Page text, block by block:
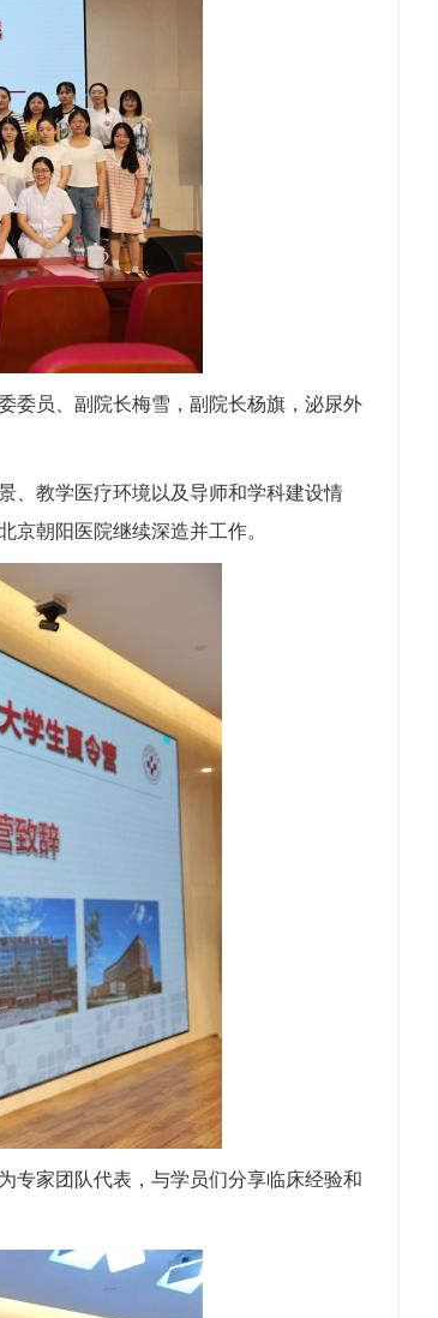
委员、副院长梅雪，副院长杨旗，泌尿外
、教学医疗环境以及导师和学科建设情
京朝阳医院继续深造并工作。
专家团队代表，与学员们分享临床经验和